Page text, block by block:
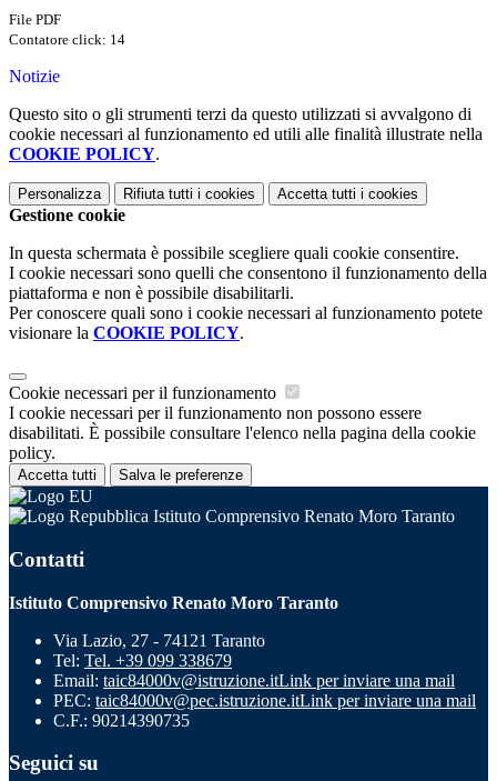
File PDF
Contatore click: 14
Notizie
Questo sito o gli strumenti terzi da questo utilizzati si avvalgono di
cookie necessari al funzionamento ed utili alle finalità illustrate nella
COOKIE POLICY.
Personalizza Rifiuta tutti i cookies Accetta tutti i cookies
Gestione cookie
In questa schermata è possibile scegliere quali cookie consentire.
I cookie necessari sono quelli che consentono il funzionamento della
piattaforma e non è possibile disabilitarli.
Per conoscere quali sono i cookie necessari al funzionamento potete
visionare la COOKIE POLICY.
Cookie necessari per il funzionamento
I cookie necessari per il funzionamento non possono essere
disabilitati. È possibile consultare l'elenco nella pagina della cookie
policy.
Accetta tutti Salva le preferenze
Istituto Comprensivo Renato Moro Taranto
Contatti
Istituto Comprensivo Renato Moro Taranto
Via Lazio, 27 - 74121 Taranto
Tel: Tel. +39 099 338679
Email: taic84000v@istruzione.itLink per inviare una mail
PEC: taic84000v@pec.istruzione.itLink per inviare una mail
C.F.: 90214390735
Seguici su